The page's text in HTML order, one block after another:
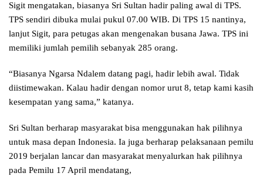
Sigit mengatakan, biasanya Sri Sultan hadir paling awal di TPS.
TPS sendiri dibuka mulai pukul 07.00 WIB. Di TPS 15 nantinya,
lanjut Sigit, para petugas akan mengenakan busana Jawa. TPS ini
memiliki jumlah pemilih sebanyak 285 orang.
“Biasanya Ngarsa Ndalem datang pagi, hadir lebih awal. Tidak
diistimewakan. Kalau hadir dengan nomor urut 8, tetap kami kasih
kesempatan yang sama,” katanya.
Sri Sultan berharap masyarakat bisa menggunakan hak pilihnya
untuk masa depan Indonesia. Ia juga berharap pelaksanaan pemilu
2019 berjalan lancar dan masyarakat menyalurkan hak pilihnya
pada Pemilu 17 April mendatang,